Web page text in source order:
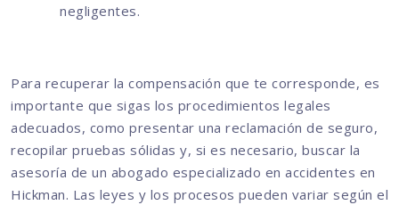
negligentes.
Para recuperar la compensación que te corresponde, es
importante que sigas los procedimientos legales
adecuados, como presentar una reclamación de seguro,
recopilar pruebas sólidas y, si es necesario, buscar la
asesoría de un abogado especializado en accidentes en
Hickman. Las leyes y los procesos pueden variar según el